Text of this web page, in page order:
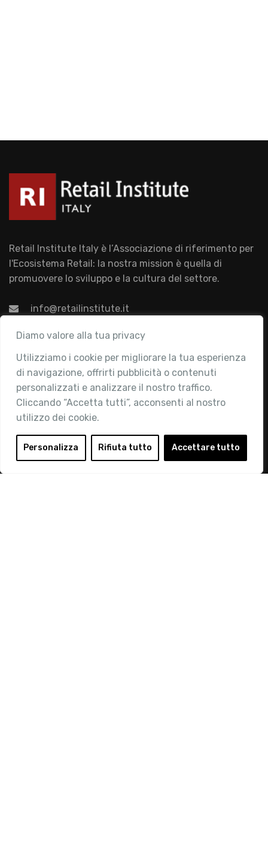
Diamo valore alla tua privacy
Utilizziamo i cookie per migliorare la tua esperienza
di navigazione, offrirti pubblicità o contenuti
personalizzati e analizzare il nostro traffico.
Cliccando “Accetta tutti”, acconsenti al nostro
utilizzo dei cookie.
Personalizza Rifiuta tutto Accettare tutto
Retail Institute Italy è l’Associazione di riferimento per
l'Ecosistema Retail: la nostra mission è quella di
promuovere lo sviluppo e la cultura del settore.
info@retailinstitute.it
Associazione
Chi siamo
Attività
Contatti
Area Riservata
Login
Diventa Socio